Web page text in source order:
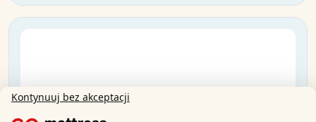
Kontynuuj bez akceptacji